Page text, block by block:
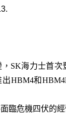
.
SK海力士首次
出HBM4和
臨危機四伏的